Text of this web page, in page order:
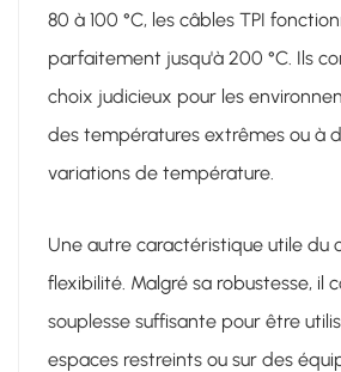
80 à 100 °C, les câbles TPI
parfaitement jusqu'à 200 °C. Ils
choix judicieux pour les
des températures extrêmes ou à
variations de température.
Une autre caractéristique utile du
flexibilité. Malgré sa robustesse, il
souplesse suffisante pour être
espaces restreints ou sur des